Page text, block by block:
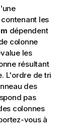
les
dépendent
colonne
les
résultant
L'ordre de tri
des
pas
colonnes
vous à